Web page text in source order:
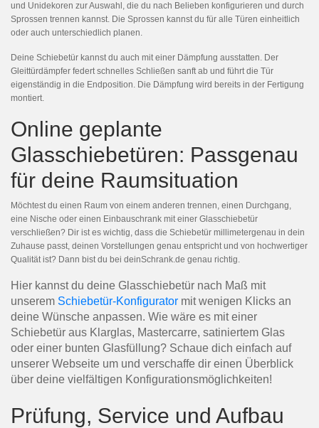
und Unidekoren zur Auswahl, die du nach Belieben konfigurieren und durch
Sprossen trennen kannst. Die Sprossen kannst du für alle Türen einheitlich
oder auch unterschiedlich planen.
Deine Schiebetür kannst du auch mit einer Dämpfung ausstatten. Der
Gleittürdämpfer federt schnelles Schließen sanft ab und führt die Tür
eigenständig in die Endposition. Die Dämpfung wird bereits in der Fertigung
montiert.
Online geplante
Glasschiebetüren: Passgenau
für deine Raumsituation
Möchtest du einen Raum von einem anderen trennen, einen Durchgang,
eine Nische oder einen Einbauschrank mit einer Glasschiebetür
verschließen? Dir ist es wichtig, dass die Schiebetür millimetergenau in dein
Zuhause passt, deinen Vorstellungen genau entspricht und von hochwertiger
Qualität ist? Dann bist du bei deinSchrank.de genau richtig.
Hier kannst du deine Glasschiebetür nach Maß mit
unserem Schiebetür-Konfigurator mit wenigen Klicks an
deine Wünsche anpassen. Wie wäre es mit einer
Schiebetür aus Klarglas, Mastercarre, satiniertem Glas
oder einer bunten Glasfüllung? Schaue dich einfach auf
unserer Webseite um und verschaffe dir einen Überblick
über deine vielfältigen Konfigurationsmöglichkeiten!
Prüfung, Service und Aufbau